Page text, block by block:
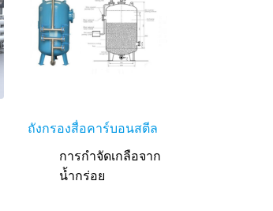
ถังกรองสื่อคาร์บอนสตีล
การกำจัดเกลือจาก
น้ำกร่อย